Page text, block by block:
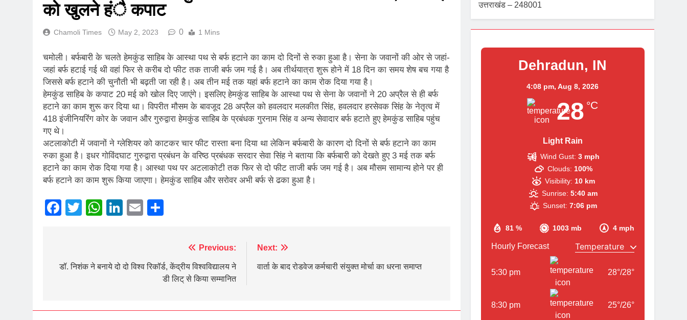
को खुलने हंै कपाट
Chamoli Times May 2, 2023 0 1 Mins
चमोली। बर्फबारी के चलते हेमकुंड साहिब के आस्था पथ से बर्फ हटाने का काम दो दिनों से रुका हुआ है। सेना के जवानों की ओर से जहां-
जहां बर्फ हटाई गई थी वहां फिर से करीब दो फीट तक ताजी बर्फ जम गई है। अब तीर्थयात्रा शुरू होने में 18 दिन का समय शेष बच गया है
जिससे बर्फ हटाने की चुनौती भी बढ़ती जा रही है। अब तीन मई तक यहां बर्फ हटाने का काम रोक दिया गया है।
हेमकुंड साहिब के कपाट 20 मई को खोल दिए जाएंगे। इसलिए हेमकुंड साहिब के आस्था पथ से सेना के जवानों ने 20 अप्रैल से ही बर्फ
हटाने का काम शुरू कर दिया था। विपरीत मौसम के बावजूद 28 अप्रैल को हवलदार मलकीत सिंह, हवलदार हरसेवक सिंह के नेतृत्व में
418 इंजीनियरिंग कोर के जवान और गुरुद्वारा हेमकुंड साहिब के प्रबंधक गुरनाम सिंह व अन्य सेवादार बर्फ हटाते हुए हेमकुंड साहिब पहुंच
गए थे।
अटलाकोटी में जवानों ने ग्लेशियर को काटकर चार फीट रास्ता बना दिया था लेकिन बर्फबारी के कारण दो दिनों से बर्फ हटाने का काम
रुका हुआ है। इधर गोविंदघाट गुरुद्वारा प्रबंधन के वरिष्ठ प्रबंधक सरदार सेवा सिंह ने बताया कि बर्फबारी को देखते हुए 3 मई तक बर्फ
हटाने का काम रोक दिया गया है। आस्था पथ पर अटलाकोटी तक फिर से दो फीट ताजी बर्फ जम गई है। अब मौसम सामान्य होने पर ही
बर्फ हटाने का काम शुरू किया जाएगा। हेमकुंड साहिब और सरोवर अभी बर्फ से ढका हुआ है।
Facebook
TwitterWhatsApp
LinkedIn
Email
navigation
Previous:
डॉ. निशंक ने बनाये दो दो विश्व रिकॉर्ड, केंद्रीय विश्वविद्यालय ने
डी लिट् से किया सम्मानित
Next:
वार्ता के बाद रोडवेज कर्मचारी संयुक्त मोर्चा का धरना समाप्त
उत्तराखंड – 248001
Dehradun, IN
4:08 pm,Aug 8, 2026
28 °C
Light Rain
81 % 1003 mb 4 mph
Wind Gust: 3 mph
Clouds: 100%
Visibility: 10 km
Sunrise: 5:40 am
Sunset: 7:06 pm
Hourly Forecast
5:30 pm 28°/28°
8:30 pm 25°/26°